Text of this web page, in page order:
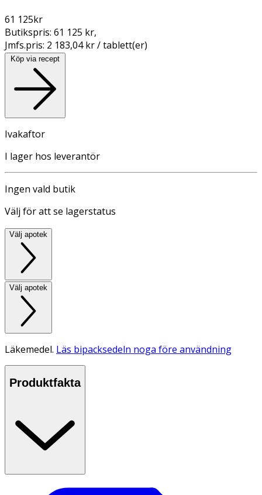
61 125kr
Butikspris: 61 125 kr,
Jmfs.pris: 2 183,04 kr / tablett(er)
Köp via recept
Ivakaftor
I lager hos leverantör
Ingen vald butik
Välj för att se lagerstatus
Välj apotek
Välj apotek
Läkemedel. Läs bipacksedeln noga före användning
Produktfakta